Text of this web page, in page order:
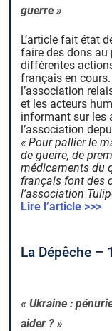
guerre »
L’article fait état
faire des dons au
différentes
français en
l’association
et les acteurs
informant sur les
l’association
« Pour pallier le
de guerre, de
médicaments du
français font des
l’association
Lire l’article >>>
La Dépêche –
« Ukraine :
aider ? »